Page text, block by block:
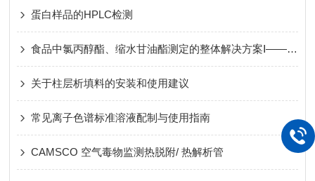
蛋白样品的HPLC检测
食品中氯丙醇酯、缩水甘油酯测定的整体解决方案Ⅰ—— GB 5009.191-2024
关于柱层析填料的安装和使用建议
常见离子色谱标准溶液配制与使用指南
CAMSCO 空气毒物监测热脱附/ 热解析管